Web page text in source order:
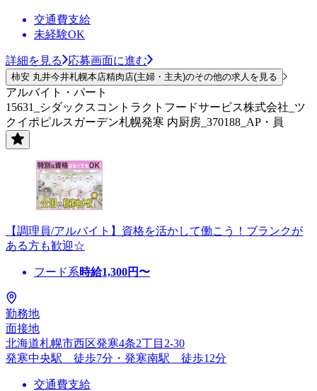
交通費支給
未経験OK
詳細を見る 応募画面に進む
柿安 丸井今井札幌本店精肉店(主婦・主夫)のその他の求人を見る
アルバイト・パート
15631_シダックスコントラクトフードサービス株式会社_ツ
クイポピルスガーデン札幌発寒 内厨房_370188_AP・員
【調理員/アルバイト】資格を活かして働こう！ブランクが
ある方も歓迎☆
フード系時給1,300円〜
勤務地
面接地
北海道札幌市西区発寒4条2丁目2-30
発寒中央駅 徒歩7分・発寒南駅 徒歩12分
交通費支給